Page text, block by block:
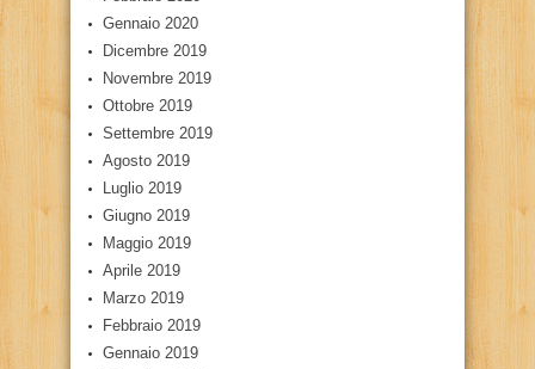
Gennaio 2020
Dicembre 2019
Novembre 2019
Ottobre 2019
Settembre 2019
Agosto 2019
Luglio 2019
Giugno 2019
Maggio 2019
Aprile 2019
Marzo 2019
Febbraio 2019
Gennaio 2019